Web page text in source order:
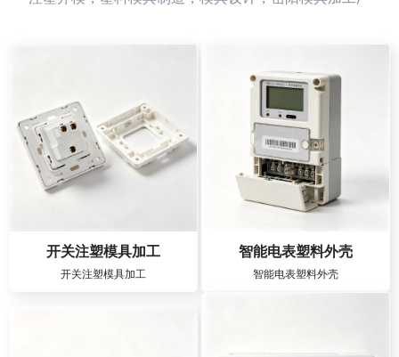
开关注塑模具加工
开关注塑模具加工
智能电表塑料外壳
智能电表塑料外壳